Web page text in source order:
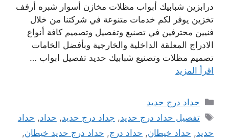
درابزين شبابيك أبواب مظلات مخازن أسوار شبره أرفف
تخزين يوفر لكم خدمات متنوعة في شركتنا من خلال
فنيين محترفين في تصنيع وتفصيل وتصميم كافة أنواع
الادراج المعلقة الداخلية والخارجية وبأفضل الخامات
تصميم مظلات وتصنيع شبابيك حديد تفصيل ابواب …
اقرأ المزيد
التصنيفات
حداد درج حديد
الوسوم
تفصيل حداد درج حديد, جداد درج حديد, حداد, حداد
حديد, حداد خيطان, حداد درج, حداد درج حديد خيطان,